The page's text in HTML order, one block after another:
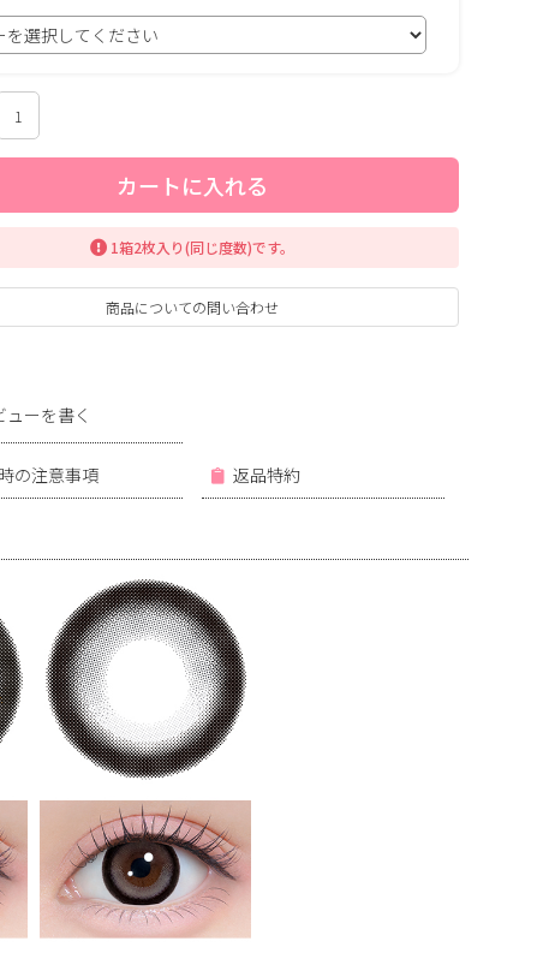
カートに入れる
1箱2枚入り(同じ度数)です。
商品についての問い合わせ
ューを書く
の注意事項 返品特約